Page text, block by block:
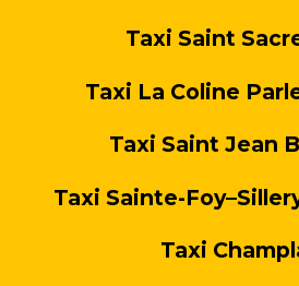
Taxi Saint
Taxi La Coline
Taxi Saint Jean
Taxi Sainte-
Taxi